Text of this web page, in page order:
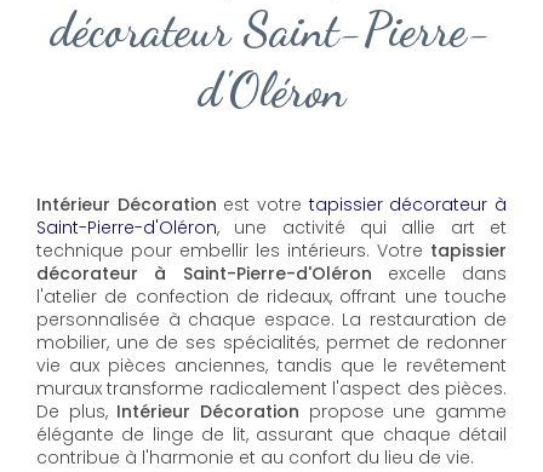
décorateur Saint-Pierre-
d'Oléron
Intérieur Décoration est votre tapissier décorateur à
Saint-Pierre-d'Oléron, une activité qui allie art et
technique pour embellir les intérieurs. Votre tapissier
décorateur à Saint-Pierre-d'Oléron excelle dans
l'atelier de confection de rideaux, offrant une touche
personnalisée à chaque espace. La restauration de
mobilier, une de ses spécialités, permet de redonner
vie aux pièces anciennes, tandis que le revêtement
muraux transforme radicalement l'aspect des pièces.
De plus, Intérieur Décoration propose une gamme
élégante de linge de lit, assurant que chaque détail
contribue à l'harmonie et au confort du lieu de vie.